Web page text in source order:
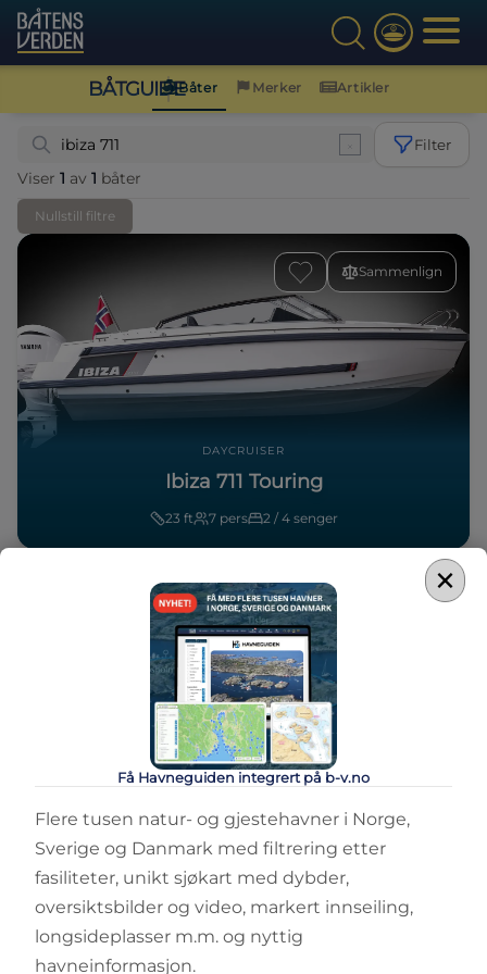
BÅTGUIDEBåter Merker Artikler
Filter
Viser 1 av 1 båter
Nullstill filtre
Sammenlign
DAYCRUISER
Ibiza 711 Touring
23 ft 7 pers 2 / 4 senger
×
Få Havneguiden integrert på b-v.no
Flere tusen natur- og gjestehavner i Norge,
Sverige og Danmark med filtrering etter
fasiliteter, unikt sjøkart med dybder,
oversiktsbilder og video, markert innseiling,
longsideplasser m.m. og nyttig
havneinformasjon.